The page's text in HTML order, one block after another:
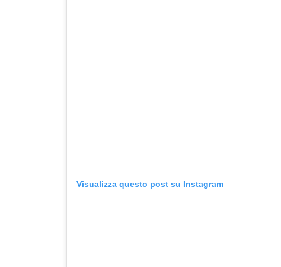
Visualizza questo post su Instagram